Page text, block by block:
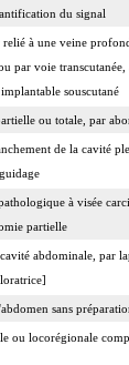
la pose de
vasculaire
et son ablation.
de
de brillance (chapitre
du signal
relié à une veine
par voie transcutanée,
souscutané
ou totale, par
de la cavité
à visée
partielle
abdominale, par
sans
ou locorégionale